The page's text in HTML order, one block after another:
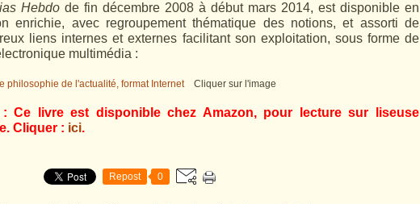
Hebdo de fin décembre 2008 à début mars 2014, est disponible en
enrichie, avec regroupement thématique des notions, et assorti de
liens internes et externes facilitant son exploitation, sous forme de
multimédia :
Cliquer sur l'image
: Ce livre est disponible chez Amazon, pour lecture sur liseuse
Cliquer : ici.
Repost 0